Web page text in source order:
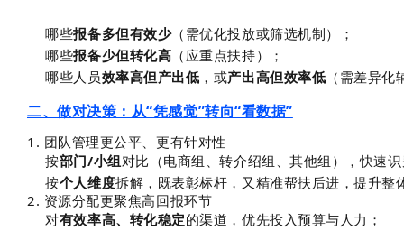
哪些报备多但有效少（需优化投放或筛选机制）；
哪些报备少但转化高 （应重点扶持）；
哪些人员效率高但产出低 ，或产出高但效率低 （需差异化
二、做对决策：从“凭感觉”转向“看数据”
1. 团队管理更公平、更有针对性
按部门/小组对比（电商组、转介绍组、其他组），快速
按个人维度拆解，既表彰标杆，又精准帮扶后进，提升整
2. 资源分配更聚焦高回报环节
对有效率高、转化稳定的渠道，优先投入预算与人力；